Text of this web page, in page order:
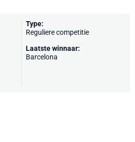
Type:
Reguliere competitie
Laatste winnaar:
Barcelona